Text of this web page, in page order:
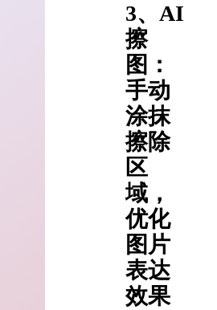
3、AI
擦
图：
手动
涂抹
擦除
区
域，
优化
图片
表达
效果